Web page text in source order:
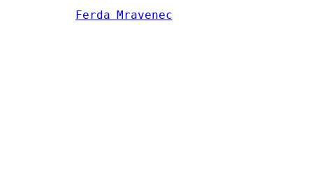
Ferda Mravenec